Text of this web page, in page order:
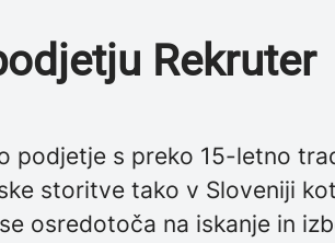
Rekruter
podjetje s preko 15-letno
storitve tako v Sloveniji
osredotoča na iskanje in